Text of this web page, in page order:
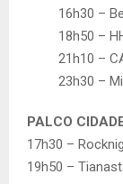
16h30 –
18h50 –
21h10 –
23h30 –
PALCO
17h30 –
19h50 –